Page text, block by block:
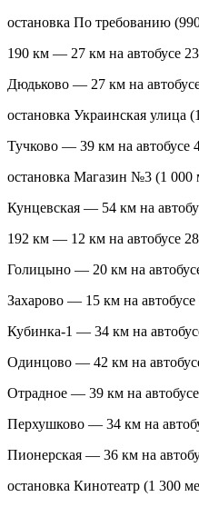
остановка По требованию
190 км — 27 км на автобусе 23
Дюдьково — 27 км на
остановка Украинская улица
Тучково — 39 км на автобусе
остановка Магазин №3 (1 000
Кунцевская — 54 км на
192 км — 12 км на автобусе
Голицыно — 20 км на
Захарово — 15 км на автобусе
Кубинка-1 — 34 км на
Одинцово — 42 км на
Отрадное — 39 км на
Перхушково — 34 км на
Пионерская — 36 км на
остановка Кинотеатр (1 300